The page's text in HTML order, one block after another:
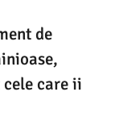
de
care ii